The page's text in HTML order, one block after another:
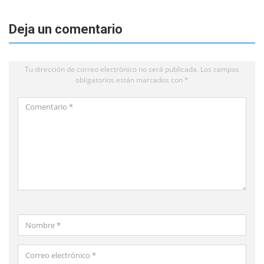
Deja un comentario
Tu dirección de correo electrónico no será publicada. Los campos
obligatorios están marcados con *
Comentario
Nombre
*
Correo